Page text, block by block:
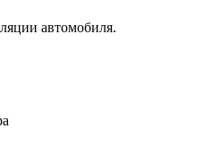
автомобиля.